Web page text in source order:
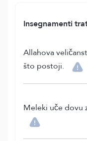
Insegnamenti
Allahova
što postoji.
Meleki uče dovu